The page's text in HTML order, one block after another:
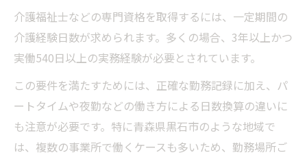
介護福祉士などの専門資格を取得するには、一定期間の
介護経験日数が求められます。多くの場合、3年以上かつ
実働540日以上の実務経験が必要とされています。
この要件を満たすためには、正確な勤務記録に加え、パ
ートタイムや夜勤などの働き方による日数換算の違いに
も注意が必要です。特に青森県黒石市のような地域で
は、複数の事業所で働くケースも多いため、勤務場所ご